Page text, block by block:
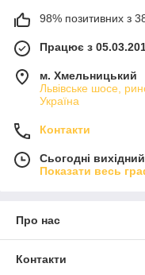
98% позитивних з
Працює з
м. Хмельницький
Львівське шосе,
Україна
Контакти
Сьогодні вихідний
Показати весь
Про нас
Контакти